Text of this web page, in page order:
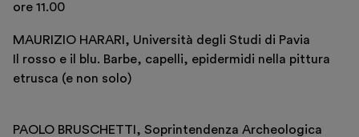
ore 11.00
MAURIZIO HARARI, Università degli Studi di Pavia
Il rosso e il blu. Barbe, capelli, epidermidi nella pittura
etrusca (e non solo)
PAOLO BRUSCHETTI, Soprintendenza Archeologica